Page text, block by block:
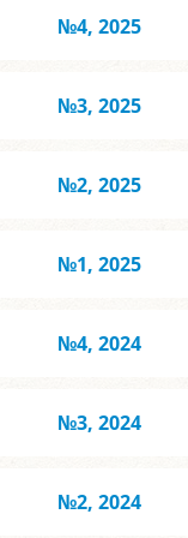
№4, 2025
№3, 2025
№2, 2025
№1, 2025
№4, 2024
№3, 2024
№2, 2024